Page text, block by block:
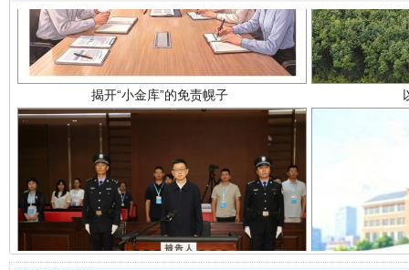
受贿1.44亿！段成刚被判无期 从幼